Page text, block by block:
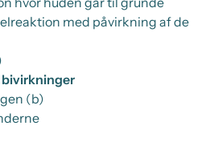
med påvirkning af de
bivirkninger
(b)